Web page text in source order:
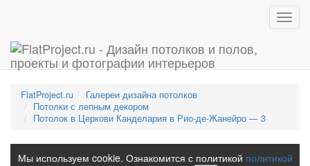
FlatProject.ru
Галереи дизайна потолков
Потолки с лепным декором
Потолок в Церкови Канделария в Рио-де-Жанейро — 3
Мы используем cookie. Ознакомится с политикой политикой